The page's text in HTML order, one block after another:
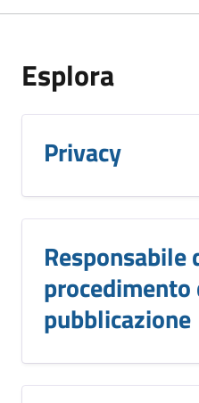
Esplora
Privacy
Responsabile
procedimento
pubblicazione